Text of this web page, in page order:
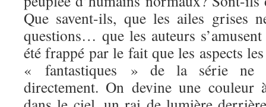
Que savent-ils, que les ailes grises
questions… que les auteurs
été frappé par le fait que les aspects
« fantastiques » de la série ne
directement. On devine une couleur